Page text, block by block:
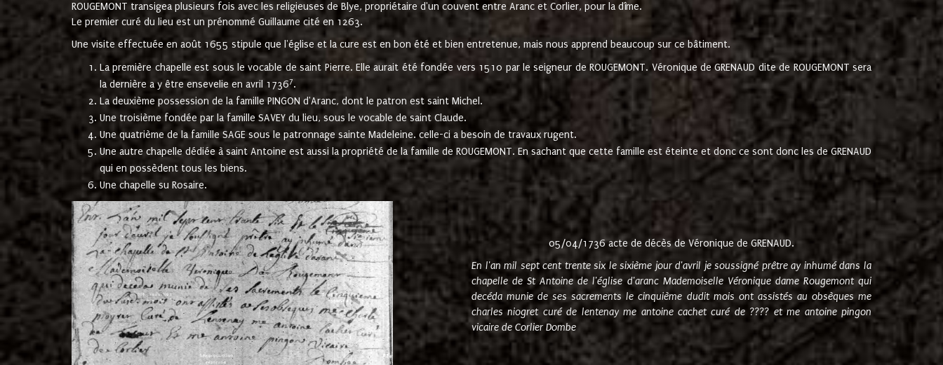
ROUGEMONT transigea plusieurs fois avec les religieuses de Blye, propriétaire d'un couvent entre Aranc et Corlier, pour la dîme.
Le premier curé du lieu est un prénommé Guillaume cité en 1263.
Une visite effectuée en août 1655 stipule que l'église et la cure est en bon été et bien entretenue, mais nous apprend beaucoup sur ce bâtiment.
La première chapelle est sous le vocable de saint Pierre. Elle aurait été fondée vers 1510 par le seigneur de ROUGEMONT. Véronique de GRENAUD dite de ROUGEMONT sera
la dernière a y être ensevelie en avril 17367.
La deuxième possession de la famille PINGON d'Aranc, dont le patron est saint Michel.
Une troisième fondée par la famille SAVEY du lieu, sous le vocable de saint Claude.
Une quatrième de la famille SAGE sous le patronnage sainte Madeleine. celle-ci a besoin de travaux rugent.
Une autre chapelle dédiée à saint Antoine est aussi la propriété de la famille de ROUGEMONT. En sachant que cette famille est éteinte et donc ce sont donc les de GRENAUD
qui en possèdent tous les biens.
Une chapelle su Rosaire.
05/04/1736 acte de décès de Véronique de GRENAUD.
En l'an mil sept cent trente six le sixième jour d'avril je soussigné prêtre ay inhumé dans la
chapelle de St Antoine de l'église d'aranc Mademoiselle Véronique dame Rougemont qui
decéda munie de ses sacrements le cinquième dudit mois ont assistés au obsèques me
charles niogret curé de lentenay me antoine cachet curé de ???? et me antoine pingon
vicaire de Corlier Dombe